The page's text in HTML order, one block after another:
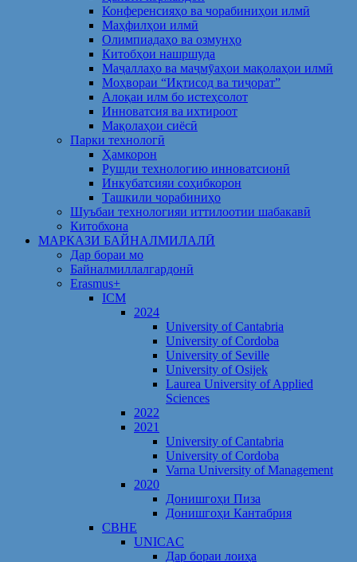
Конференсияҳо ва чорабиниҳои илмӣ
Маҳфилҳои илмӣ
Олимпиадаҳо ва озмунҳо
Китобҳои нашршуда
Маҷаллаҳо ва маҷмӯаҳои мақолаҳои илмӣ
Моҳвораи “Иқтисод ва тиҷорат”
Алоқаи илм бо истеҳсолот
Инноватсия ва ихтироот
Мақолаҳои сиёсӣ
Парки технологӣ
Ҳамкорон
Рушди технологию инноватсионӣ
Инкубатсияи соҳибкорон
Ташкили чорабиниҳо
Шуъбаи технологияи иттилоотии шабакавӣ
Китобхона
МАРКАЗИ БАЙНАЛМИЛАЛӢ
Дар бораи мо
Байналмиллалгардонӣ
Erasmus+
ICM
2024
University of Cantabria
University of Cordoba
University of Seville
University of Osijek
Laurea University of Applied
Sciences
2022
2021
University of Cantabria
University of Cordoba
Varna University of Management
2020
Донишгоҳи Пиза
Донишгоҳи Кантабрия
CBHE
UNICAC
Дар бораи лоиҳа